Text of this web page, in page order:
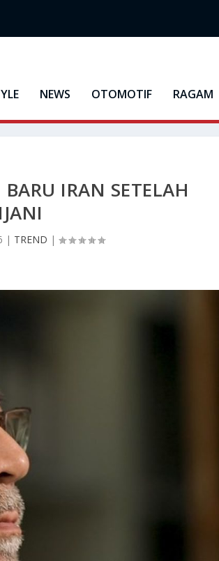
NEWS OTOMOTIF RAGAM
IRAN SETELAH
| TREND |